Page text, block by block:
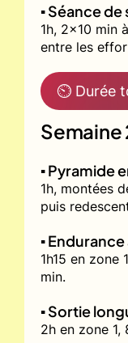
▪️ Séance de
1h, 2x10 min
entre les
⏲ Durée
Semaine
▪️ Pyramide
1h, montées
puis
▪️
1h15 en zone
min.
▪️ Sortie
2h en zone